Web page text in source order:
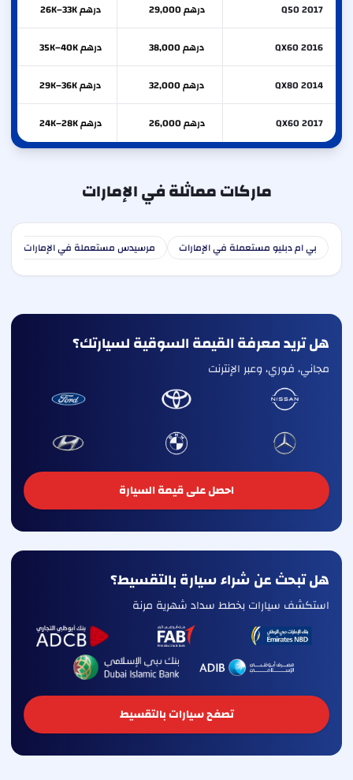
Q50 2017 درهم 29,000 درهم 26K–33K
QX60 2016 درهم 38,000 درهم 35K–40K
QX80 2014 درهم 32,000 درهم 29K–36K
QX60 2017 درهم 26,000 درهم 24K–28K
ماركات مماثلة في الإمارات
بي ام دبليو مستعملة في الإمارات مرسيدس مستعملة في الإمارات
هل تريد معرفة القيمة السوقية لسيارتك؟
مجاني، فوري، وعبر الإنترنت
احصل على قيمة السيارة
هل تبحث عن شراء سيارة بالتقسيط؟
استكشف سيارات بخطط سداد شهرية مرنة
تصفح سيارات بالتقسيط